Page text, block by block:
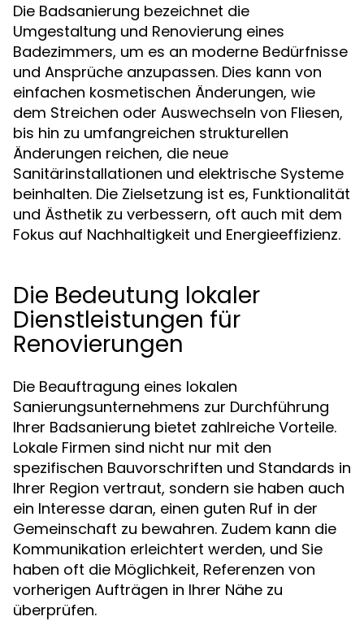
Die Badsanierung bezeichnet die
Umgestaltung und Renovierung eines
Badezimmers, um es an moderne Bedürfnisse
und Ansprüche anzupassen. Dies kann von
einfachen kosmetischen Änderungen, wie
dem Streichen oder Auswechseln von Fliesen,
bis hin zu umfangreichen strukturellen
Änderungen reichen, die neue
Sanitärinstallationen und elektrische Systeme
beinhalten. Die Zielsetzung ist es, Funktionalität
und Ästhetik zu verbessern, oft auch mit dem
Fokus auf Nachhaltigkeit und Energieeffizienz.
Die Bedeutung lokaler
Dienstleistungen für
Renovierungen
Die Beauftragung eines lokalen
Sanierungsunternehmens zur Durchführung
Ihrer Badsanierung bietet zahlreiche Vorteile.
Lokale Firmen sind nicht nur mit den
spezifischen Bauvorschriften und Standards in
Ihrer Region vertraut, sondern sie haben auch
ein Interesse daran, einen guten Ruf in der
Gemeinschaft zu bewahren. Zudem kann die
Kommunikation erleichtert werden, und Sie
haben oft die Möglichkeit, Referenzen von
vorherigen Aufträgen in Ihrer Nähe zu
überprüfen.